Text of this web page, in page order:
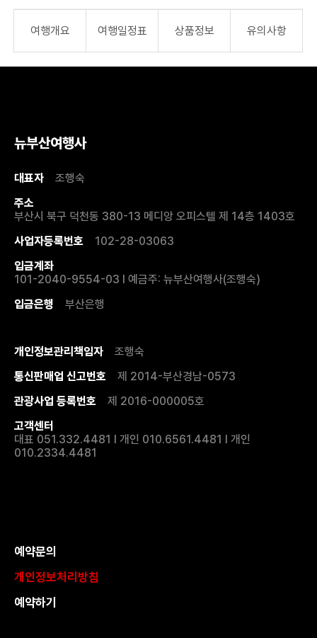
여행개요 여행일정표 상품정보 유의사항
뉴부산여행사
대표자
조행숙
주소
부산시 북구 덕천동 380-13 메디앙 오피스텔 제 14층 1403호
사업자등록번호
102-28-03063
입금계좌
101-2040-9554-03 I 예금주: 뉴부산여행사(조행숙)
입금은행
부산은행
개인정보관리책임자
조행숙
통신판매업 신고번호
제 2014-부산경남-0573
관광사업 등록번호
제 2016-000005호
고객센터
대표 051.332.4481 I 개인 010.6561.4481 I 개인
010.2334.4481
예약문의
개인정보처리방침
예약하기